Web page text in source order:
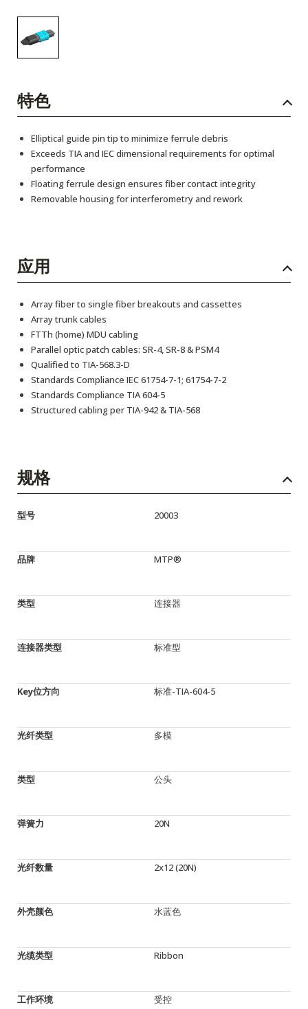
特色
Elliptical guide pin tip to minimize ferrule debris
Exceeds TIA and IEC dimensional requirements for optimal
performance
Floating ferrule design ensures fiber contact integrity
Removable housing for interferometry and rework
应用
Array fiber to single fiber breakouts and cassettes
Array trunk cables
FTTh (home) MDU cabling
Parallel optic patch cables: SR-4, SR-8 & PSM4
Qualified to TIA-568.3-D
Standards Compliance IEC 61754-7-1; 61754-7-2
Standards Compliance TIA 604-5
Structured cabling per TIA-942 & TIA-568
规格
型号 20003
品牌 MTP®
类型 连接器
连接器类型 标准型
Key位方向 标准-TIA-604-5
光纤类型 多模
类型 公头
弹簧力 20N
光纤数量 2x12 (20N)
外壳颜色 水蓝色
光缆类型 Ribbon
工作环境 受控